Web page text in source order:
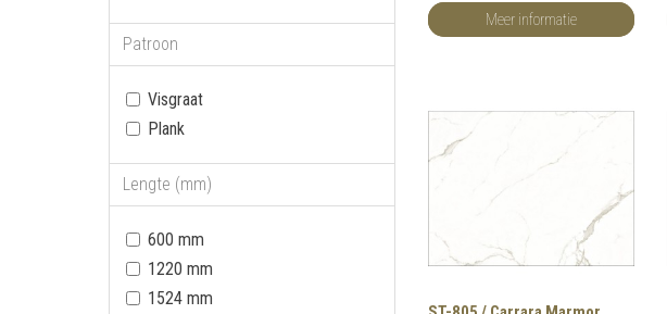
Patroon
Visgraat
Plank
Lengte (mm)
600 mm
1220 mm
1524 mm
Meer informatie